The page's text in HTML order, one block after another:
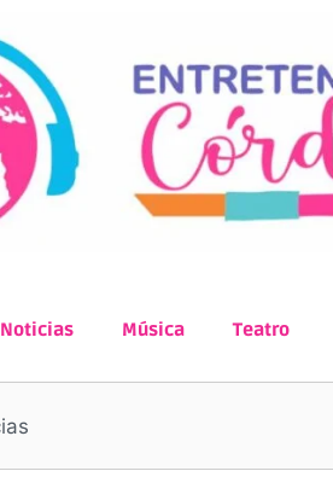
Noticias Música Teatro